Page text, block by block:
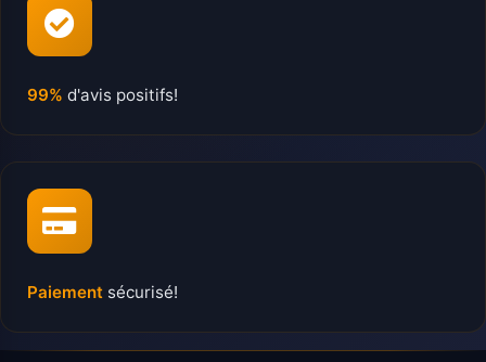
99% d'avis positifs!
Paiement sécurisé!